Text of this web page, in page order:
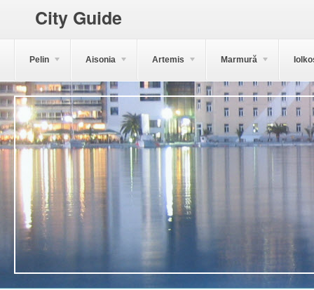
City Guide
Pelin Aisonia Artemis Marmură